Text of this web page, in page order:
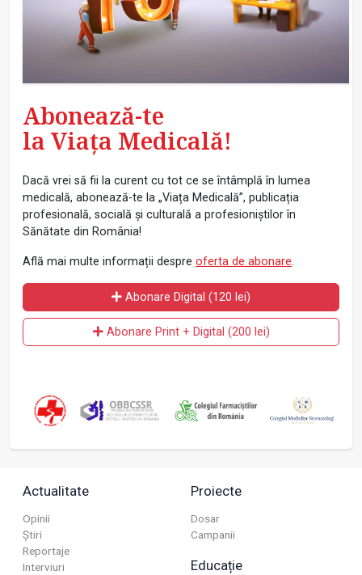
Abonează-te
la Viața Medicală!
Dacă vrei să fii la curent cu tot ce se întâmplă în lumea
medicală, abonează-te la „Viața Medicală”, publicația
profesională, socială și culturală a profesioniștilor în
Sănătate din România!
Află mai multe informații despre oferta de abonare.
Abonare Digital (120 lei)
Abonare Print + Digital (200 lei)
Actualitate
Opinii
Știri
Reportaje
Interviuri
Proiecte
Dosar
Campanii
Educație